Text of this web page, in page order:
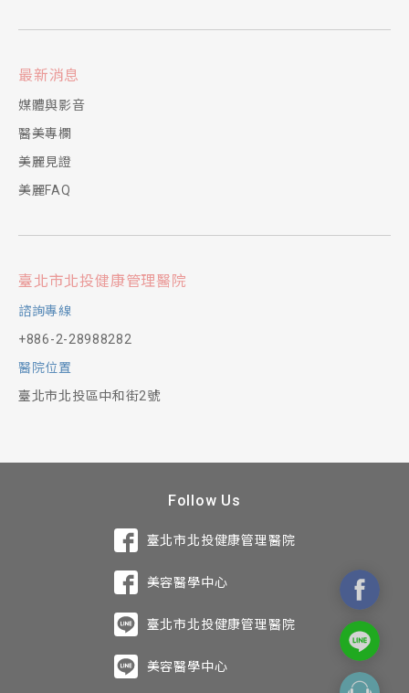
最新消息
媒體與影音
醫美專欄
美麗見證
美麗FAQ
臺北市北投健康管理醫院
諮詢專線
+886-2-28988282
醫院位置
臺北市北投區中和街2號
Follow Us
臺北市北投健康管理醫院
美容醫學中心
臺北市北投健康管理醫院
美容醫學中心